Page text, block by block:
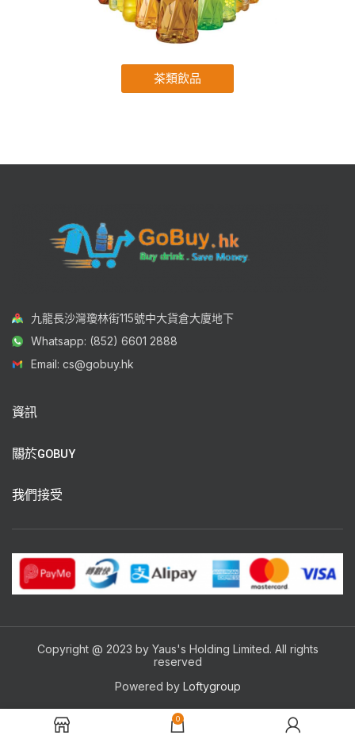
茶類飲品
九龍長沙灣瓊林街115號中大貨倉大廈地下
Whatsapp: (852) 6601 2888
Email: cs@gobuy.hk
資訊
關於GOBUY
我們接受
Copyright @ 2023 by Yaus's Holding Limited. All rights
reserved
Powered by Loftygroup
0